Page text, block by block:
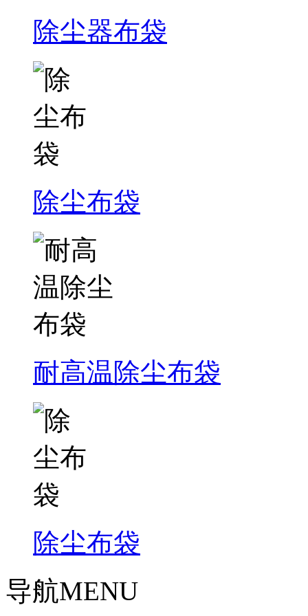
除尘器布袋
除尘布袋
耐高温除尘布袋
除尘布袋
导航MENU